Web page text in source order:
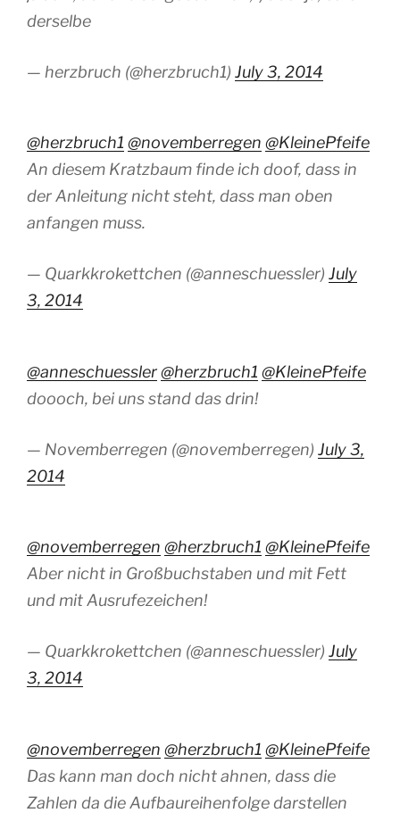
derselbe
— herzbruch (@herzbruch1) July 3, 2014
@herzbruch1 @novemberregen @KleinePfeife
An diesem Kratzbaum finde ich doof, dass in
der Anleitung nicht steht, dass man oben
anfangen muss.
— Quarkkrokettchen (@anneschuessler) July
3, 2014
@anneschuessler@herzbruch1 @KleinePfeife
doooch, bei uns stand das drin!
— Novemberregen (@novemberregen) July 3,
2014
@novemberregen @herzbruch1 @KleinePfeife
Aber nicht in Großbuchstaben und mit Fett
und mit Ausrufezeichen!
— Quarkkrokettchen (@anneschuessler) July
3, 2014
@novemberregen @herzbruch1 @KleinePfeife
Das kann man doch nicht ahnen, dass die
Zahlen da die Aufbaureihenfolge darstellen